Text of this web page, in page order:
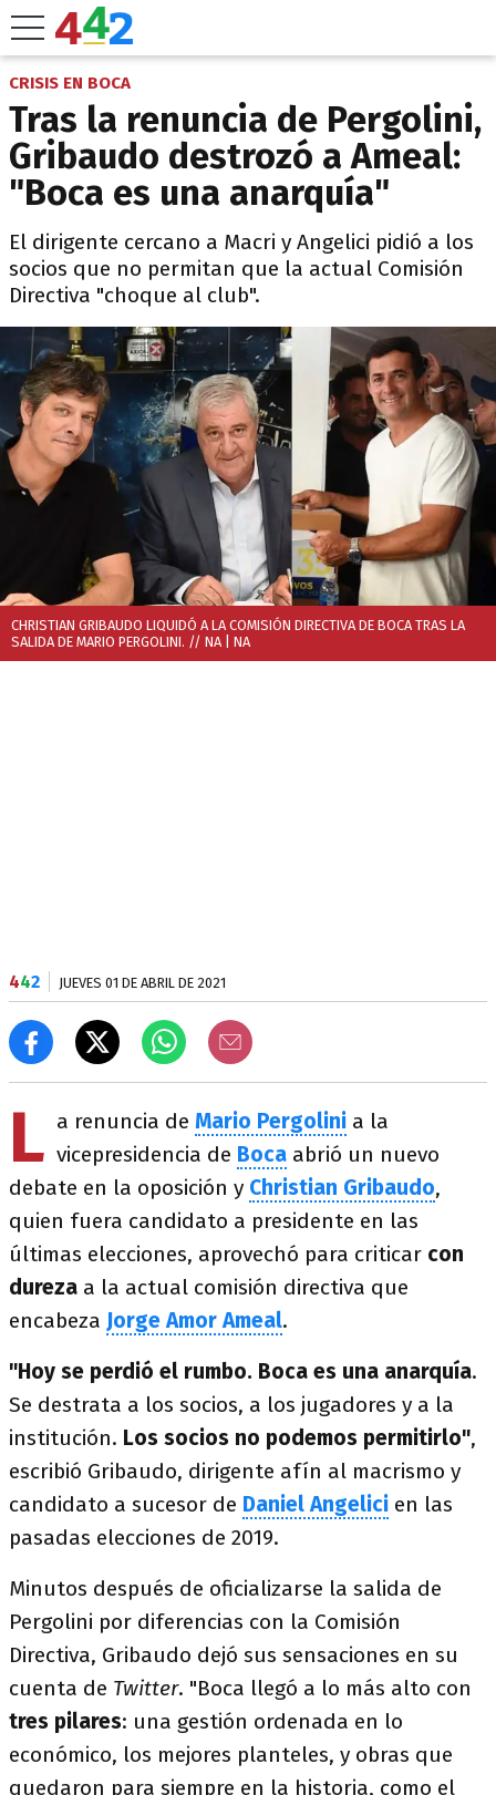
CRISIS EN BOCA
Tras la renuncia de Pergolini,
Gribaudo destrozó a Ameal:
"Boca es una anarquía"
El dirigente cercano a Macri y Angelici pidió a los
socios que no permitan que la actual Comisión
Directiva "choque al club".
CHRISTIAN GRIBAUDO LIQUIDÓ A LA COMISIÓN DIRECTIVA DE BOCA TRAS LA
SALIDA DE MARIO PERGOLINI. // NA | NA
442 JUEVES 01 DE ABRIL DE 2021
L a renuncia de Mario Pergolini a la
vicepresidencia de Boca abrió un nuevo
debate en la oposición y Christian Gribaudo,
quien fuera candidato a presidente en las
últimas elecciones, aprovechó para criticar con
dureza a la actual comisión directiva que
encabeza Jorge Amor Ameal.
"Hoy se perdió el rumbo. Boca es una anarquía.
Se destrata a los socios, a los jugadores y a la
institución. Los socios no podemos permitirlo",
escribió Gribaudo, dirigente afín al macrismo y
candidato a sucesor de Daniel Angelici en las
pasadas elecciones de 2019.
Minutos después de oficializarse la salida de
Pergolini por diferencias con la Comisión
Directiva, Gribaudo dejó sus sensaciones en su
cuenta de Twitter. "Boca llegó a lo más alto con
tres pilares: una gestión ordenada en lo
económico, los mejores planteles, y obras que
quedaron para siempre en la historia, como el